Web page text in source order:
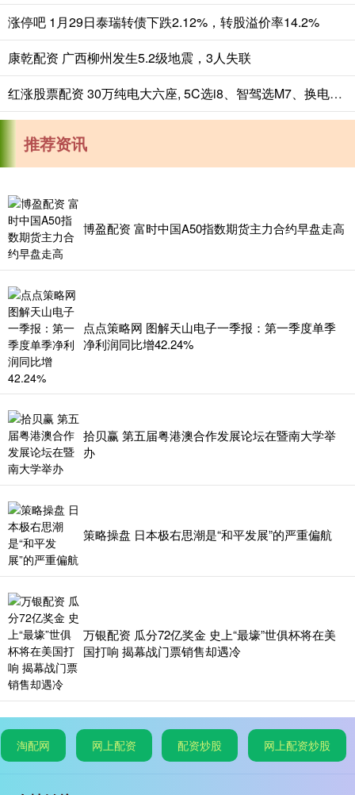
涨停吧 1月29日泰瑞转债下跌2.12%，转股溢价率14.2%
康乾配资 广西柳州发生5.2级地震，3人失联
红涨股票配资 30万纯电大六座, 5C选i8、智驾选M7、换电选L90、闪充选唐L
推荐资讯
博盈配资 富时中国A50指数期货主力合约早盘走高
点点策略网 图解天山电子一季报：第一季度单季
净利润同比增42.24%
拾贝赢 第五届粤港澳合作发展论坛在暨南大学举
办
策略操盘 日本极右思潮是“和平发展”的严重偏航
万银配资 瓜分72亿奖金 史上“最壕”世俱杯将在美
国打响 揭幕战门票销售却遇冷
淘配网 网上配资 配资炒股 网上配资炒股